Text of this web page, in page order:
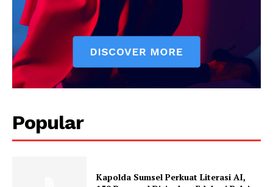
Popular
Kapolda Sumsel Perkuat Literasi AI,